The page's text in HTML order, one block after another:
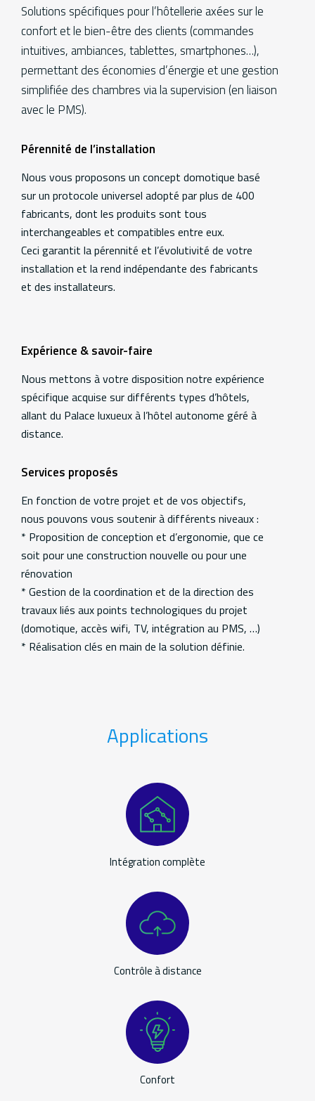
Solutions spécifiques pour l’hôtellerie axées sur le
confort et le bien-être des clients (commandes
intuitives, ambiances, tablettes, smartphones…),
permettant des économies d’énergie et une gestion
simplifiée des chambres via la supervision (en liaison
avec le PMS).
Services
information
Pérennité de l’installation
Nous vous proposons un concept domotique basé
sur un protocole universel adopté par plus de 400
fabricants, dont les produits sont tous
interchangeables et compatibles entre eux.
Ceci garantit la pérennité et l’évolutivité de votre
installation et la rend indépendante des fabricants
et des installateurs.
Expérience & savoir-faire
Nous mettons à votre disposition notre expérience
spécifique acquise sur différents types d’hôtels,
allant du Palace luxueux à l’hôtel autonome géré à
distance.
Services proposés
En fonction de votre projet et de vos objectifs,
nous pouvons vous soutenir à différents niveaux :
* Proposition de conception et d’ergonomie, que ce
soit pour une construction nouvelle ou pour une
rénovation
* Gestion de la coordination et de la direction des
travaux liés aux points technologiques du projet
(domotique, accès wifi, TV, intégration au PMS, …)
* Réalisation clés en main de la solution définie.
Applications
Intégration complète
Contrôle à distance
Confort